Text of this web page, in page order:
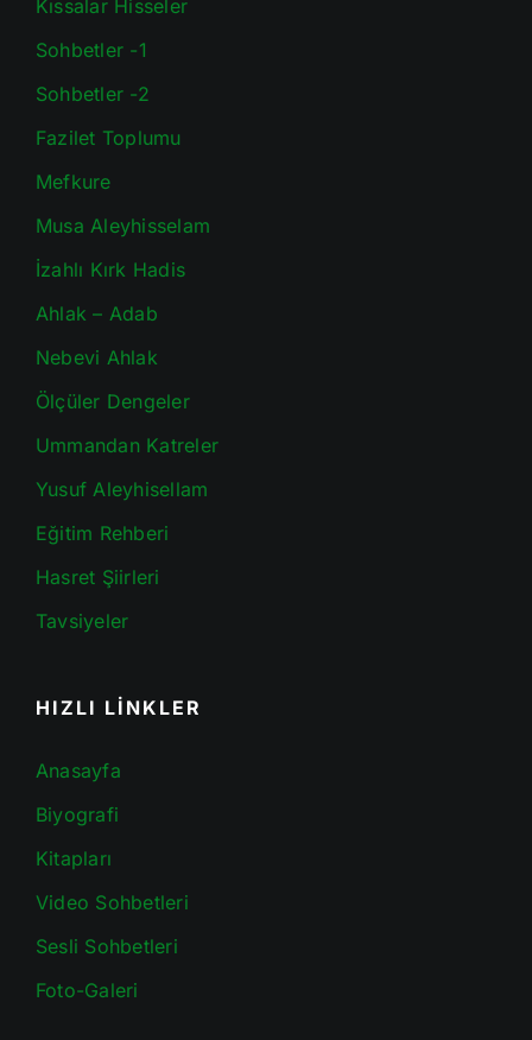
Kıssalar Hisseler
Sohbetler -1
Sohbetler -2
Fazilet Toplumu
Mefkure
Musa Aleyhisselam
İzahlı Kırk Hadis
Ahlak – Adab
Nebevi Ahlak
Ölçüler Dengeler
Ummandan Katreler
Yusuf Aleyhisellam
Eğitim Rehberi
Hasret Şiirleri
Tavsiyeler
HIZLI LİNKLER
Anasayfa
Biyografi
Kitapları
Video Sohbetleri
Sesli Sohbetleri
Foto-Galeri